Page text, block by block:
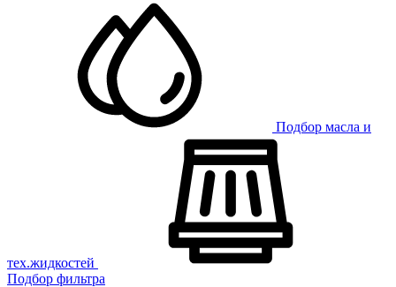
Подбор масла и
тех.жидкостей
Подбор фильтра